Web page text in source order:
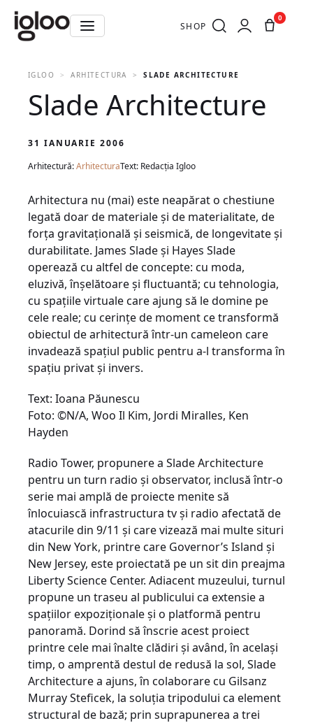
SHOP
0
IGLOO ARHITECTURA SLADE ARCHITECTURE
Slade Architecture
31 IANUARIE 2006
Arhitectură:ArhitecturaText: Redacția Igloo
Arhitectura nu (mai) este neapărat o chestiune
legată doar de materiale şi de materialitate, de
forţa gravitaţională şi seismică, de longevitate şi
durabilitate. James Slade şi Hayes Slade
operează cu altfel de concepte: cu moda,
eluzivă, înşelătoare şi fluctuantă; cu tehnologia,
cu spaţiile virtuale care ajung să le domine pe
cele reale; cu cerinţe de moment ce transformă
obiectul de arhitectură într-un cameleon care
invadează spaţiul public pentru a-l transforma în
spaţiu privat şi invers.
Text: Ioana Păunescu
Foto: ©N/A, Woo Il Kim, Jordi Miralles, Ken
Hayden
Radio Tower, propunere a Slade Architecture
pentru un turn radio şi observator, inclusă într-o
serie mai amplă de proiecte menite să
înlocuiască infrastructura tv şi radio afectată de
atacurile din 9/11 şi care vizează mai multe situri
din New York, printre care Governor’s Island şi
New Jersey, este proiectată pe un sit din preajma
Liberty Science Center. Adiacent muzeului, turnul
propune un traseu al publicului ca extensie a
spaţiilor expoziţionale şi o platformă pentru
panoramă. Dorind să înscrie acest proiect
printre cele mai înalte clădiri şi având, în acelaşi
timp, o amprentă destul de redusă la sol, Slade
Architecture a ajuns, în colaborare cu Gilsanz
Murray Steficek, la soluţia tripodului ca element
structural de bază; prin suprapunerea a trei